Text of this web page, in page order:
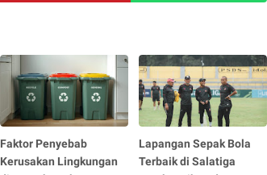
Faktor Penyebab
Kerusakan Lingkungan
Lapangan Sepak Bola
Terbaik di Salatiga